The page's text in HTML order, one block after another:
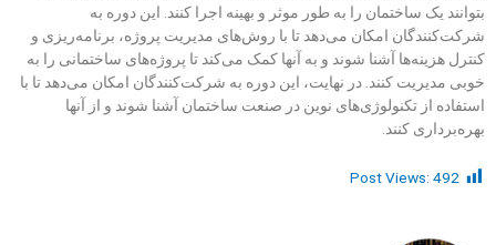
بتوانند یک ساختمان را به طور موثر و بهینه اجرا کنند. این دوره به
شرکت‌کنندگان امکان می‌دهد تا با روش‌های مدیریت پروژه، برنامه‌ریزی و
کنترل هزینه‌ها آشنا شوند و به آنها کمک می‌کند تا پروژه‌های ساختمانی را به
خوبی مدیریت کنند. در نهایت، این دوره به شرکت‌کنندگان امکان می‌دهد تا با
استفاده از تکنولوژی‌های نوین در صنعت ساختمان آشنا شوند و از آنها
بهره‌برداری کنند.
Post Views: 492